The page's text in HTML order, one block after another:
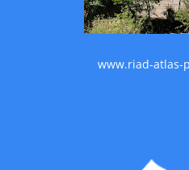
www.riad-atlas-